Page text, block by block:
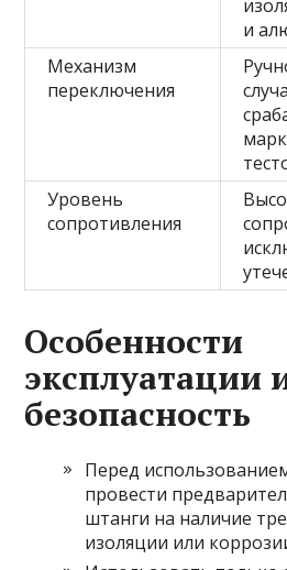
и
Механизм
переключения
Уровень
сопротивления
Особенности
эксплуатации
безопасность
Перед
провести
штанги на наличие
изоляции или